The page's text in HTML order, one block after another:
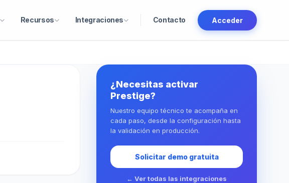
Recursos Integraciones Contacto Acceder
¿Necesitas activar
Prestige?
Nuestro equipo técnico te acompaña en
cada paso, desde la configuración hasta
la validación en producción.
Solicitar demo gratuita
← Ver todas las integraciones